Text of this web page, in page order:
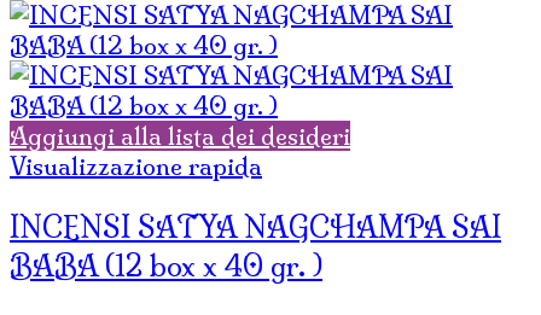
Aggiungi alla lista dei desideri
Visualizzazione rapida
INCENSI SATYA NAGCHAMPA SAI
BABA (12 box x 40 gr. )